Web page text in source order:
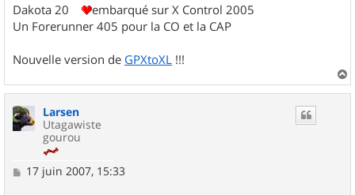
Dakota 20
embarqué sur X Control 2005
Un Forerunner 405 pour la CO et la CAP
Nouvelle version de GPXtoXL !!!
a
Larsen
Utagawiste
gourou
M17 juin 2007, 15:33